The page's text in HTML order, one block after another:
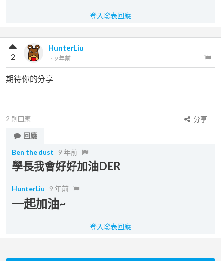
登入發表回應
HunterLiu
． 9 年前
2
期待你的分享
2 則回應
分享
回應
Ben the dust
9 年前
學長我會好好加油DER
HunterLiu 9 年前
一起加油~
登入發表回應